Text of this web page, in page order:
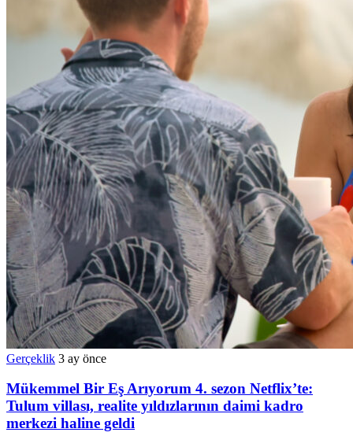
Gerçeklik 3 ay önce
Mükemmel Bir Eş Arıyorum 4. sezon Netflix’te:
Tulum villası, realite yıldızlarının daimi kadro
merkezi haline geldi